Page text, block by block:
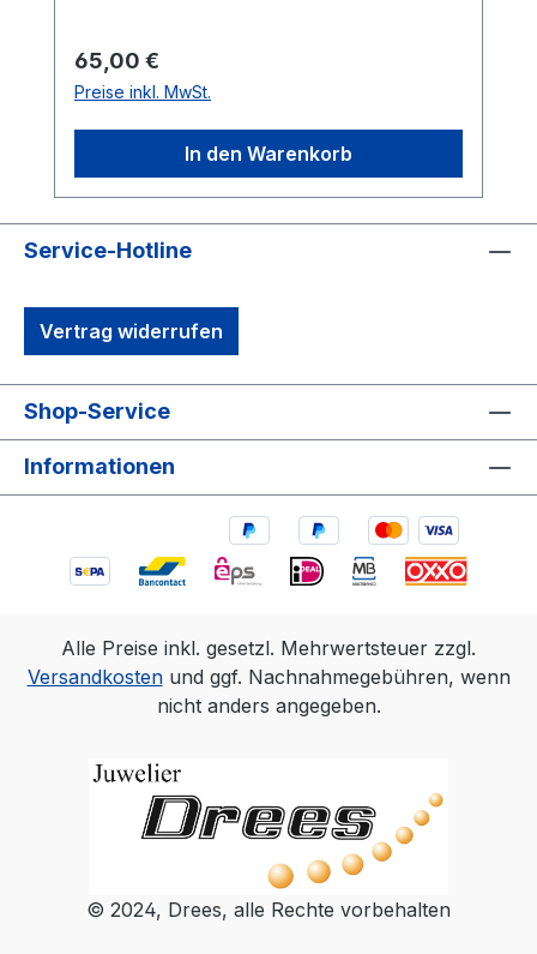
Regulärer Preis:
65,00 €
Preise inkl. MwSt.
In den Warenkorb
Service-Hotline
Vertrag widerrufen
Shop-Service
Informationen
Alle Preise inkl. gesetzl. Mehrwertsteuer zzgl.
Versandkostenund ggf. Nachnahmegebühren, wenn
nicht anders angegeben.
© 2024, Drees, alle Rechte vorbehalten